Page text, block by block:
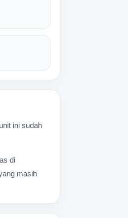
ini sudah
di
masih